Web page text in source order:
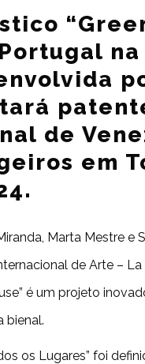
na
de
em
Marta Mestre
de Arte –
é um projeto
bienal.
os Lugares” foi